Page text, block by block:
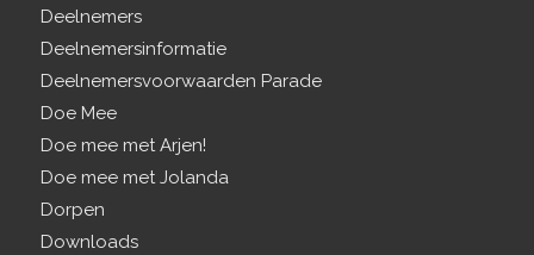
Deelnemers
Deelnemersinformatie
Deelnemersvoorwaarden Parade
Doe Mee
Doe mee met Arjen!
Doe mee met Jolanda
Dorpen
Downloads